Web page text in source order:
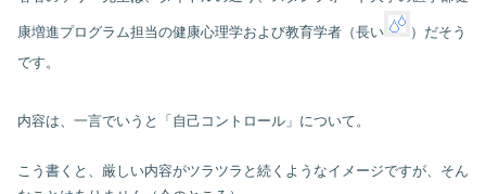
康増進プログラム担当の健康心理学および教育学者（長い
）だそう
です。
内容は、一言でいうと「自己コントロール」について。
こう書くと、厳しい内容がツラツラと続くようなイメージですが、そん